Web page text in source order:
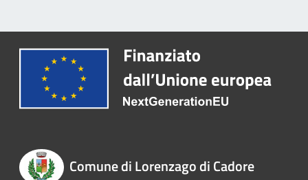
Comune di Lorenzago di Cadore